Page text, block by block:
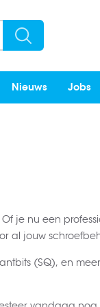
Search
Nieuws Jobs
je nu een
al jouw
(SQ), en